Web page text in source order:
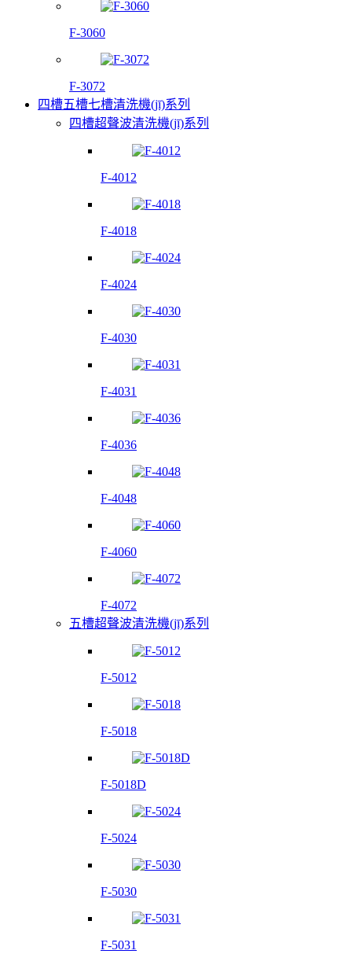
F-3060
F-3072
四槽五槽七槽清洗機(jī)系列
四槽超聲波清洗機(jī)系列
F-4012
F-4018
F-4024
F-4030
F-4031
F-4036
F-4048
F-4060
F-4072
五槽超聲波清洗機(jī)系列
F-5012
F-5018
F-5018D
F-5024
F-5030
F-5031